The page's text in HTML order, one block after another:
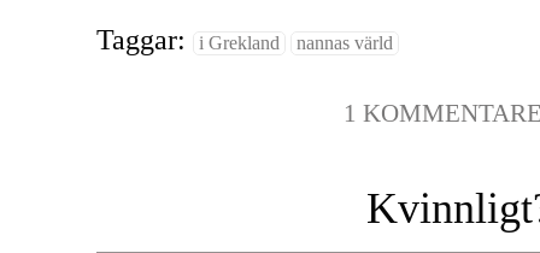
Taggar:
i Grekland nannas värld
1